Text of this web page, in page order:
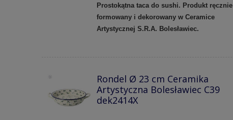
Prostokątna taca do sushi. Produkt ręcznie
formowany i dekorowany w Ceramice
Artystycznej S.R.A. Bolesławiec.
Rondel Ø 23 cm Ceramika
Artystyczna Bolesławiec C39
dek2414X